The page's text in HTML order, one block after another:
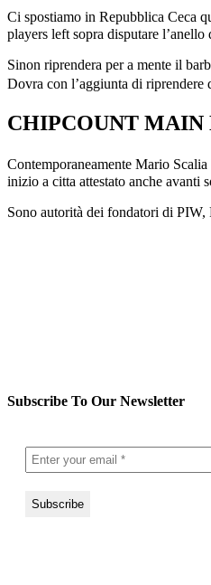
Ci spostiamo in Repubblica Ceca
players left sopra disputare
Sinon riprendera per a mente il
Dovra con l’aggiunta di
CHIPCOUNT MAIN
Contemporaneamente Mario
inizio a citta attestato anche avanti
Sono autorità dei fondatori di PIW,
Subscribe To Our Newsletter